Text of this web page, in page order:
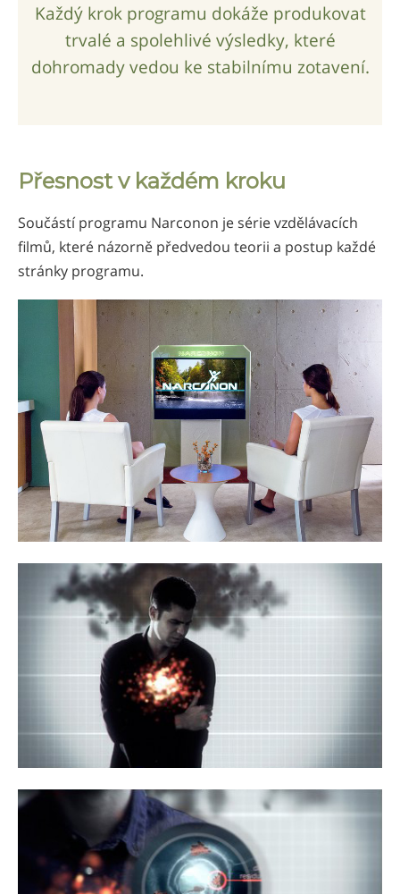
Každý krok programu dokáže produkovat
trvalé a spolehlivé výsledky, které
dohromady vedou ke stabilnímu zotavení.
Přesnost v každém kroku
Součástí programu Narconon je série vzdělávacích
filmů, které názorně předvedou teorii a postup každé
stránky programu.